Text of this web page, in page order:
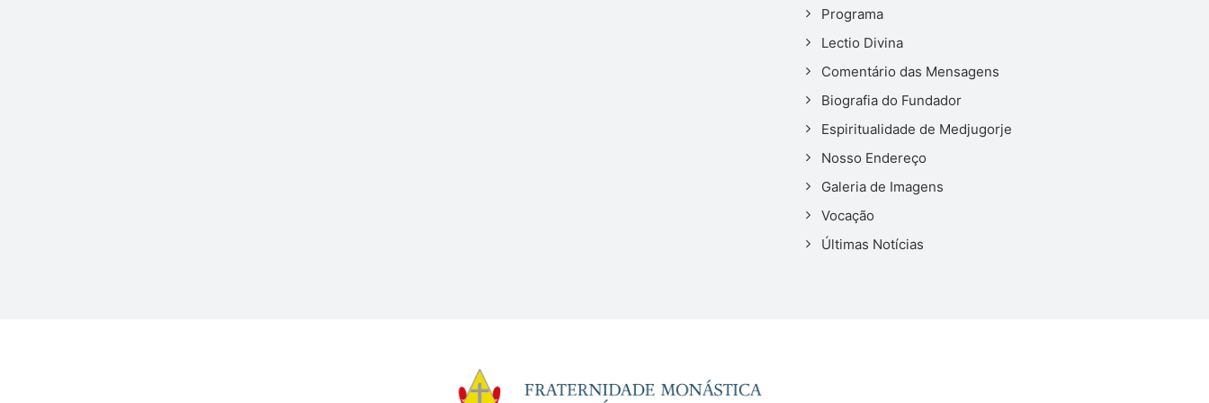
Programa
Lectio Divina
Comentário das Mensagens
Biografia do Fundador
Espiritualidade de Medjugorje
Nosso Endereço
Galeria de Imagens
Vocação
Últimas Notícias